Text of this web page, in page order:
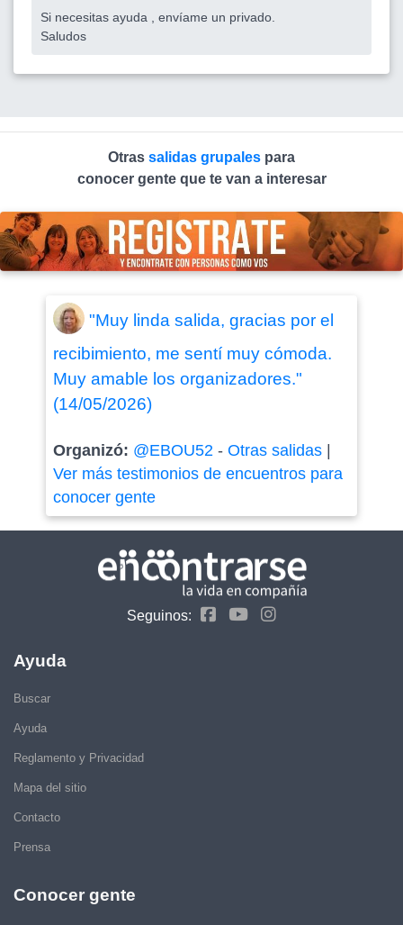
Si necesitas ayuda , envíame un privado.
Saludos
Otras salidas grupales para
conocer gente que te van a interesar
"Muy linda salida, gracias por el
recibimiento, me sentí muy cómoda.
Muy amable los organizadores."
(14/05/2026)
Organizó: @EBOU52 - Otras salidas|
Ver más testimonios de encuentros para
conocer gente
Seguinos:
Ayuda
Buscar
Ayuda
Reglamento y Privacidad
Mapa del sitio
Contacto
Prensa
Conocer gente